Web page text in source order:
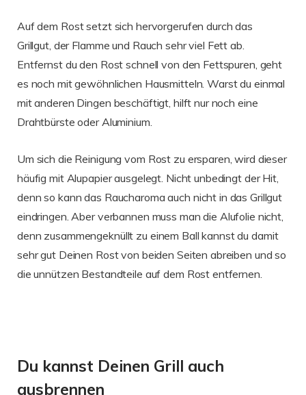
Auf dem Rost setzt sich hervorgerufen durch das
Grillgut, der Flamme und Rauch sehr viel Fett ab.
Entfernst du den Rost schnell von den Fettspuren, geht
es noch mit gewöhnlichen Hausmitteln. Warst du einmal
mit anderen Dingen beschäftigt, hilft nur noch eine
Drahtbürste oder Aluminium.
Um sich die Reinigung vom Rost zu ersparen, wird dieser
häufig mit Alupapier ausgelegt. Nicht unbedingt der Hit,
denn so kann das Raucharoma auch nicht in das Grillgut
eindringen. Aber verbannen muss man die Alufolie nicht,
denn zusammengeknüllt zu einem Ball kannst du damit
sehr gut Deinen Rost von beiden Seiten abreiben und so
die unnützen Bestandteile auf dem Rost entfernen.
Du kannst Deinen Grill auch
ausbrennen